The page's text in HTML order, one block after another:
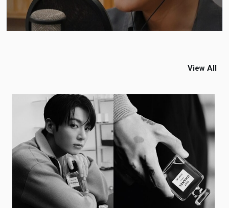
View All